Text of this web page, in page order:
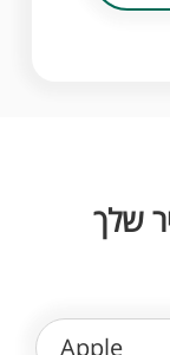
שלך
Apple